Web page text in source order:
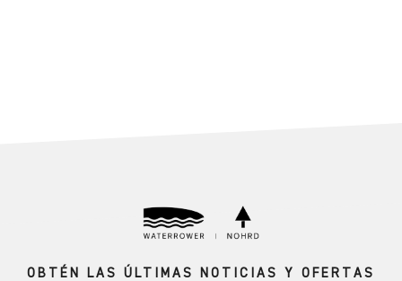
OBTÉN LAS ÚLTIMAS NOTICIAS Y OFERTAS